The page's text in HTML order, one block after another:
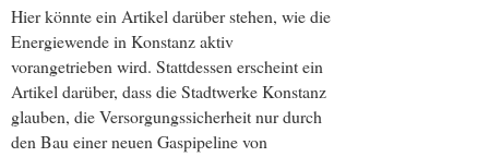
Hier könnte ein Artikel darüber stehen, wie die
Energiewende in Konstanz aktiv
vorangetrieben wird. Stattdessen erscheint ein
Artikel darüber, dass die Stadtwerke Konstanz
glauben, die Versorgungssicherheit nur durch
den Bau einer neuen Gaspipeline von